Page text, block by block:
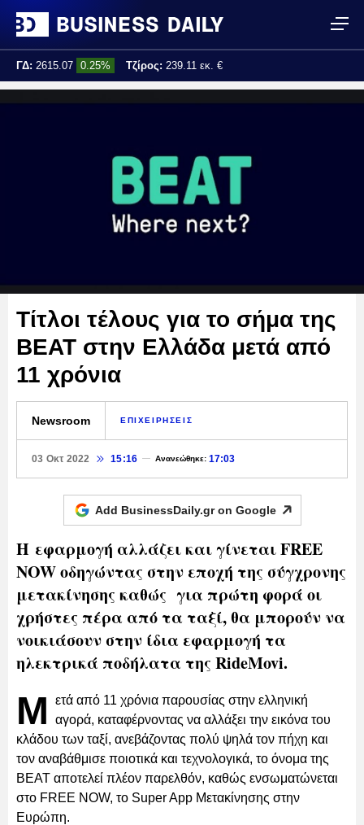
ΓΔ: 2615.07 0.25% Τζίρος: 239.11 εκ. €
Τίτλοι τέλους για το σήμα της
BEAT στην Ελλάδα μετά από
11 χρόνια
Newsroom ΕΠΙΧΕΙΡΗΣΕΙΣ
03 Οκτ 2022 15:16 Ανανεώθηκε: 17:03
Add BusinessDaily.gr on Google
Η εφαρμογή αλλάζει και γίνεται FREE
NOW οδηγώντας στην εποχή της σύγχρονης
μετακίνησης καθώς για πρώτη φορά οι
χρήστες πέρα από τα ταξί, θα μπορούν να
νοικιάσουν στην ίδια εφαρμογή τα
ηλεκτρικά ποδήλατα της RideMovi.
Μ
ετά από 11 χρόνια παρουσίας στην ελληνική
αγορά, καταφέρνοντας να αλλάξει την εικόνα του
κλάδου των ταξί, ανεβάζοντας πολύ ψηλά τον πήχη και
τον αναβάθμισε ποιοτικά και τεχνολογικά, το όνομα της
BEAT αποτελεί πλέον παρελθόν, καθώς ενσωματώνεται
στο FREE NOW, το Super App Μετακίνησης στην
Ευρώπη.